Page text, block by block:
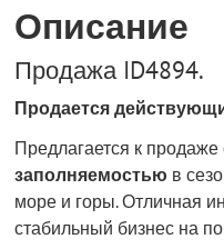
Описание
Продажа ID4894.
Продается
Предлагается к продаже
заполняемостью в
море и горы. Отличная
стабильный бизнес на